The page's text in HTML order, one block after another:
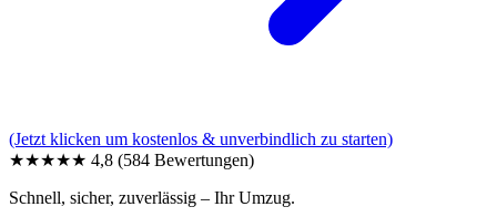
(Jetzt klicken um kostenlos & unverbindlich zu starten)
★★★★★ 4,8 (584 Bewertungen)
Schnell, sicher, zuverlässig – Ihr Umzug.